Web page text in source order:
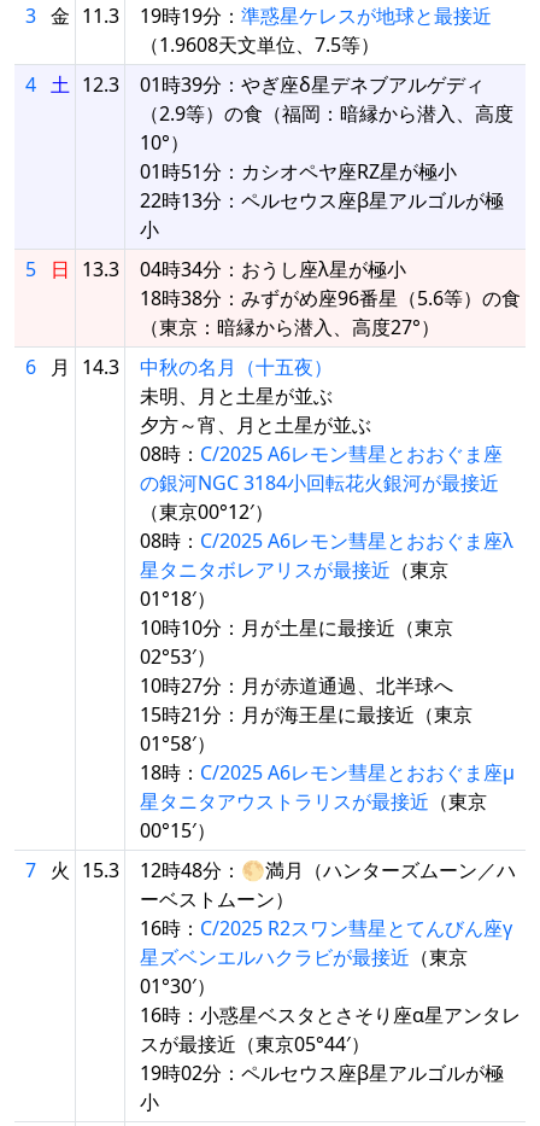
3 金 11.3 19時19分： 準惑星ケレスが地球と最接近
（1.9608天文単位、7.5等）
4 土 12.3
01時39分：やぎ座δ星デネブアルゲディ
（2.9等）の食（福岡：暗縁から潜入、高度
10°）
01時51分：カシオペヤ座RZ星が極小
22時13分：ペルセウス座β星アルゴルが極
小
5
日 13.3
04時34分：おうし座λ星が極小
18時38分：みずがめ座96番星（5.6等）の食
（東京：暗縁から潜入、高度27°）
6
月 14.3
中秋の名月（十五夜）
未明、月と土星が並ぶ
夕方～宵、月と土星が並ぶ
08時： C/2025 A6レモン彗星とおおぐま座
の銀河NGC 3184小回転花火銀河が最接近
（東京00°12′）
08時： C/2025 A6レモン彗星とおおぐま座λ
星タニタボレアリスが最接近 （東京
01°18′）
10時10分：月が土星に最接近（東京
02°53′）
10時27分：月が赤道通過、北半球へ
15時21分：月が海王星に最接近（東京
01°58′）
18時： C/2025 A6レモン彗星とおおぐま座μ
星タニタアウストラリスが最接近 （東京
00°15′）
7
火 15.3
12時48分：🌕満月（ハンターズムーン／ハ
ーベストムーン）
16時： C/2025 R2スワン彗星とてんびん座γ
星ズベンエルハクラビが最接近 （東京
01°30′）
16時：小惑星ベスタとさそり座α星アンタレ
スが最接近（東京05°44′）
19時02分：ペルセウス座β星アルゴルが極
小